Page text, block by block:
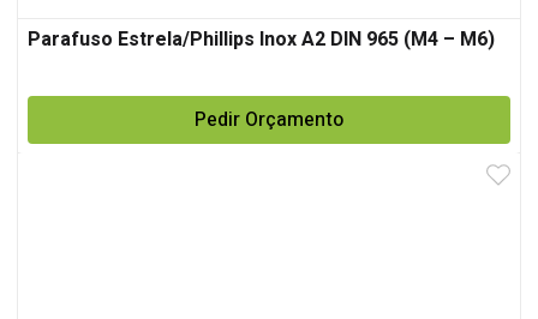
Parafuso Estrela/Phillips Inox A2 DIN 965 (M4 – M6)
Pedir Orçamento